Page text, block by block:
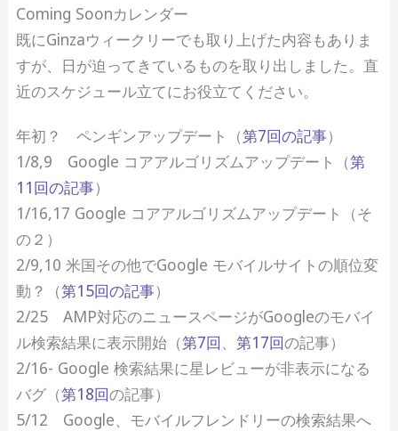
Coming Soonカレンダー
既にGinzaウィークリーでも取り上げた内容もありま
すが、日が迫ってきているものを取り出しました。直
近のスケジュール立てにお役立てください。
年初？ ペンギンアップデート（第7回の記事）
1/8,9 Google コアアルゴリズムアップデート（第
11回の記事）
1/16,17 Google コアアルゴリズムアップデート（そ
の２）
2/9,10 米国その他でGoogle モバイルサイトの順位変
動？（第15回の記事）
2/25 AMP対応のニュースページがGoogleのモバイ
ル検索結果に表示開始（第7回 第17回の記事）
2/16- Google 検索結果に星レビューが非表示になる
バグ（第18回の記事）
5/12 Google、モバイルフレンドリーの検索結果へ